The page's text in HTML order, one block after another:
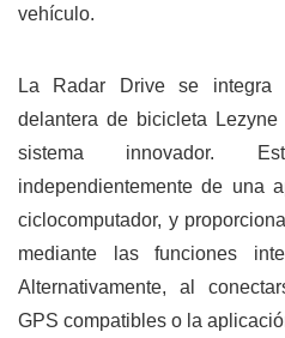
vehículo.
La Radar Drive se integra
delantera de bicicleta
sistema innovador.
independientemente de una
ciclocomputador, y
mediante las funciones
Alternativamente, al
GPS compatibles o la